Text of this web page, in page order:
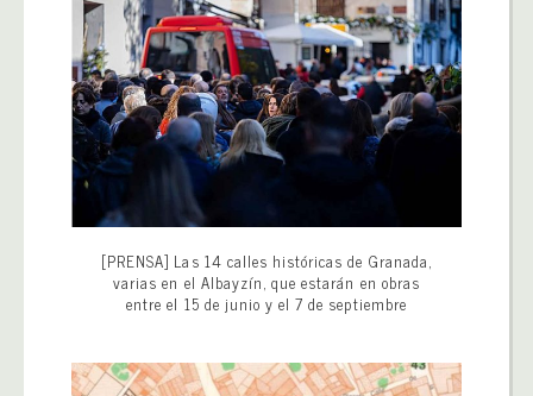
[PRENSA] Las 14 calles históricas de Granada,
varias en el Albayzín, que estarán en obras
entre el 15 de junio y el 7 de septiembre